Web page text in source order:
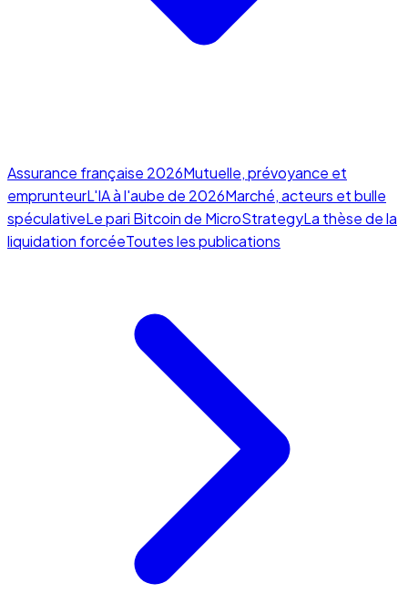
Assurance française 2026Mutuelle, prévoyance et
emprunteurL'IA à l'aube de 2026Marché, acteurs et bulle
spéculativeLe pari Bitcoin de MicroStrategyLa thèse de la
liquidation forcéeToutes les publications